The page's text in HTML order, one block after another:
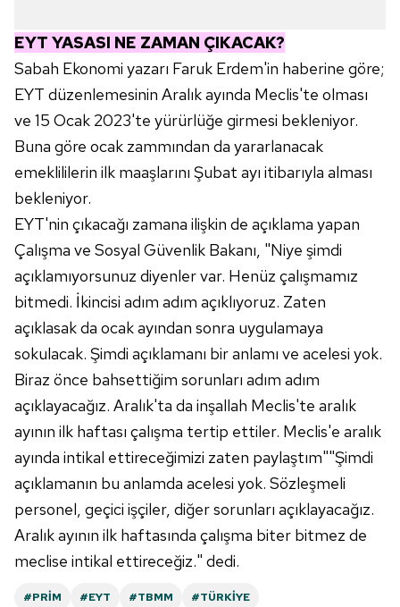
EYT YASASI NE ZAMAN ÇIKACAK?
Sabah Ekonomi yazarı Faruk Erdem'in haberine göre;
EYT düzenlemesinin Aralık ayında Meclis'te olması
ve 15 Ocak 2023'te yürürlüğe girmesi bekleniyor.
Buna göre ocak zammından da yararlanacak
emeklililerin ilk maaşlarını Şubat ayı itibarıyla alması
bekleniyor.
EYT'nin çıkacağı zamana ilişkin de açıklama yapan
Çalışma ve Sosyal Güvenlik Bakanı, "Niye şimdi
açıklamıyorsunuz diyenler var. Henüz çalışmamız
bitmedi. İkincisi adım adım açıklıyoruz. Zaten
açıklasak da ocak ayından sonra uygulamaya
sokulacak. Şimdi açıklamanı bir anlamı ve acelesi yok.
Biraz önce bahsettiğim sorunları adım adım
açıklayacağız. Aralık'ta da inşallah Meclis'te aralık
ayının ilk haftası çalışma tertip ettiler. Meclis'e aralık
ayında intikal ettireceğimizi zaten paylaştım""Şimdi
açıklamanın bu anlamda acelesi yok. Sözleşmeli
personel, geçici işçiler, diğer sorunları açıklayacağız.
Aralık ayının ilk haftasında çalışma biter bitmez de
meclise intikal ettireceğiz." dedi.
#PRIM #EYT #TBMM #TÜRKIYE